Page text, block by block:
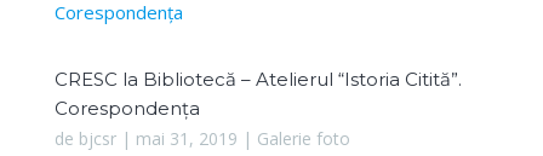
CRESC la Bibliotecă – Atelierul “Istoria Citită”.
Corespondența
de bjcsr| mai 31, 2019 | Galerie foto